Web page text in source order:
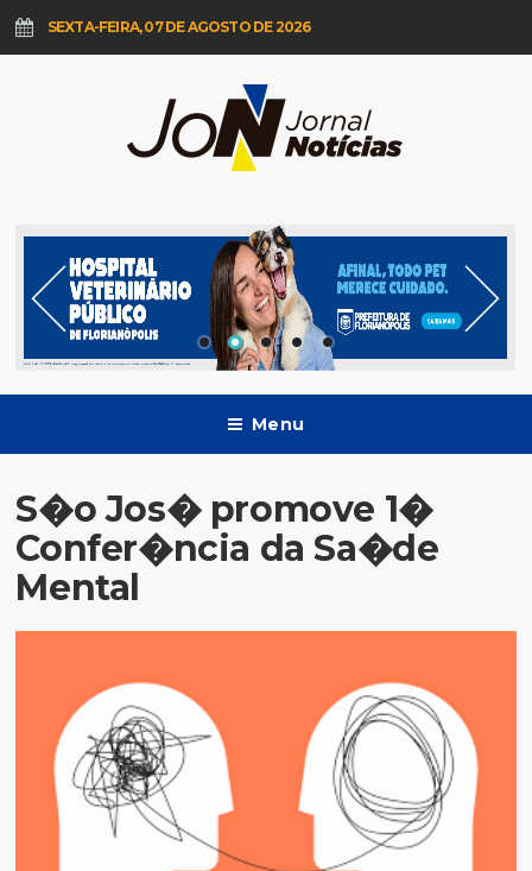
SEXTA-FEIRA, 07 DE AGOSTO DE 2026
Menu
S�o Jos� promove 1�
Confer�ncia da Sa�de
Mental